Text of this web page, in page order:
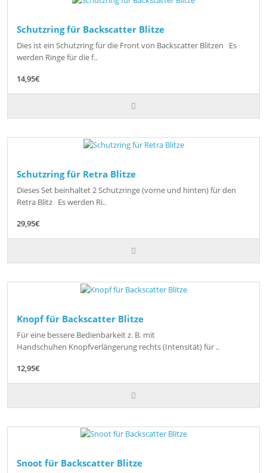
Schutzring für Backscatter Blitze
Dies ist ein Schutzring für die Front von Backscatter Blitzen Es
werden Ringe für die f..
14,95€
Schutzring für Retra Blitze
Dieses Set beinhaltet 2 Schutzringe (vorne und hinten) für den
Retra Blitz Es werden Ri..
29,95€
Knopf für Backscatter Blitze
Für eine bessere Bedienbarkeit z. B. mit
Handschuhen Knopfverlängerung rechts (Intensität) für ..
12,95€
Snoot für Backscatter Blitze